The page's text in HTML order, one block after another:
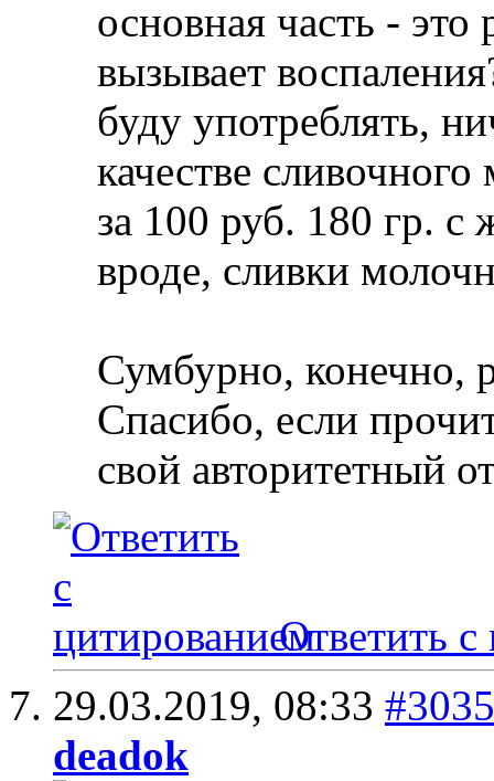
основная часть -
вызывает
буду употреблять,
качестве
за 100 руб. 180 гр. с
вроде, сливки
Сумбурно, конечно,
Спасибо, если
свой авторитетный
Ответить с
29.03.2019, 08:33 #3035
deadok